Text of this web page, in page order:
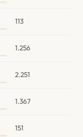
113
1.256
2.251
1.367
151